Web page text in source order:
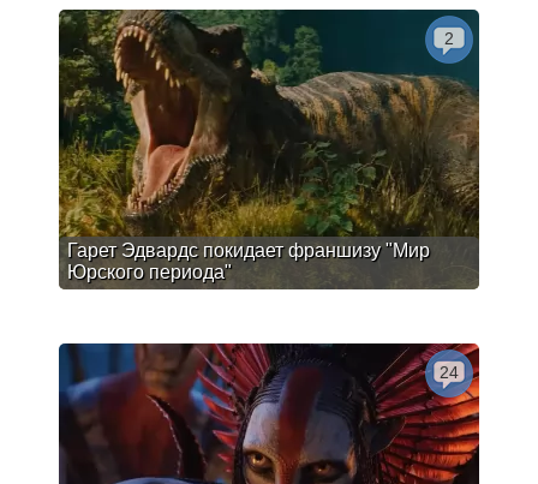
Гарет Эдвардс покидает франшизу "Мир
Юрского периода"
2
24